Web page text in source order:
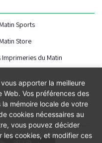
Sports
Store
Imprimeries du Matin
apporter la meilleure
Vos préférences des
mémoire locale de votre
cookies nécessaires au
vous pouvez décider
les cookies, et modifier ces